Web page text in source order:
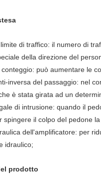
di traffico: il numero di
della direzione del
può aumentare le
inversa del passaggio: nel
è stata girata ad un
di intrusione: quando il
spingere il colpo del pedone
dell'amplificatore: per
idraulico;
prodotto